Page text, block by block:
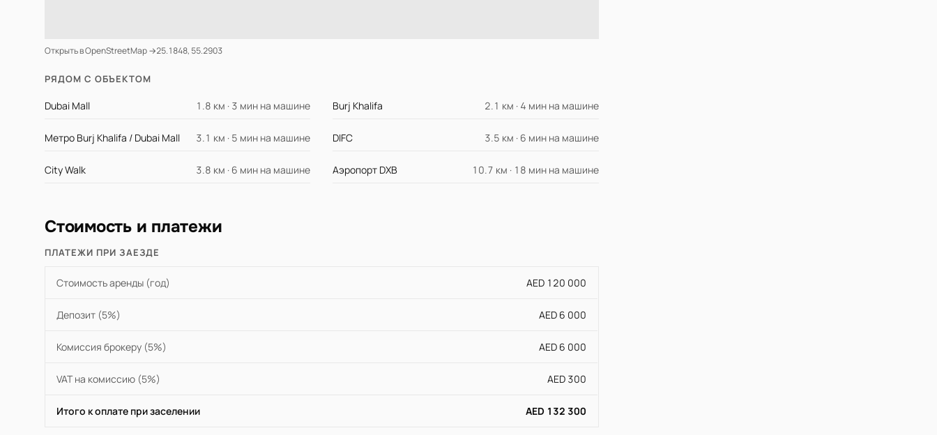
Открыть в OpenStreetMap →25.1848, 55.2903
РЯДОМ С ОБЪЕКТОМ
Dubai Mall 1.8 км · 3 мин на машине Burj Khalifa 2.1 км · 4 мин на машине
Метро Burj Khalifa / Dubai Mall 3.1 км · 5 мин на машине DIFC 3.5 км · 6 мин на машине
City Walk 3.8 км · 6 мин на машине Аэропорт DXB 10.7 км · 18 мин на машине
Стоимость и платежи
ПЛАТЕЖИ ПРИ ЗАЕЗДЕ
Стоимость аренды (год) AED 120 000
Депозит (5%) AED 6 000
Комиссия брокеру (5%) AED 6 000
VAT на комиссию (5%) AED 300
Итого к оплате при заселении AED 132 300